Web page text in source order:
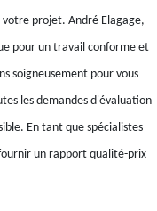
votre projet. André Elagage,
pour un travail conforme et
soigneusement pour vous
les demandes d'évaluation
En tant que spécialistes
un rapport qualité-prix